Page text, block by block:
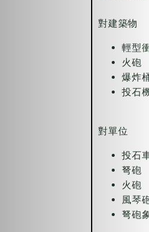
對建築物
輕型
火砲
爆炸
投石
對單位
投石
弩砲
火砲
風琴
弩砲